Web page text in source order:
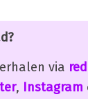
via
, Instagram